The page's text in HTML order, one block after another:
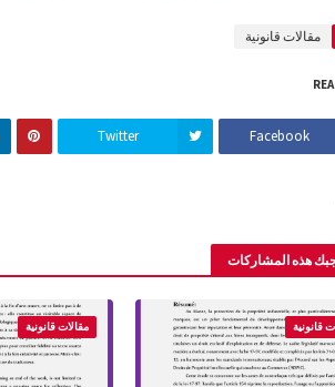
مقالات قانونية
Facebook
Twitter
هذه المشاركات
قانونية مقالات قانونية